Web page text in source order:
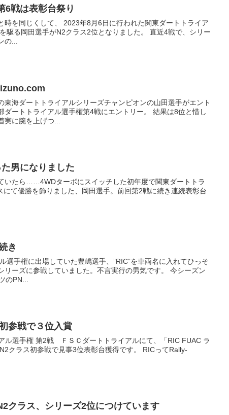
6戦は表彰台祭り
時を同じくして、 2023年8月6日に行われた関東ダートトライア
駆る岡田選手がN2クラス2位となりました。 直近4戦で、シリー
...
東海ダートトライアルシリーズチャンピオンの山田選手がエント
ダートトライアル選手権第4戦にエントリー。 結果は8位と惜し
実に腕を上げつ...
男になりました
いたら……4WDターボにスイッチした初年度で関東ダートトラ
にて優勝を飾りました、岡田選手。前回第2戦に続き連続表彰台
き
選手権に出場していた豊嶋選手、”RIC”を車両名に入れてひっそ
リーズに参戦していました。不言実行の男気です。 今シーズン
のPN...
参戦で３位入賞
ル選手権 第2戦 ＦＳＣダートトライアルにて、「RIC FUAC ラ
クラス初参戦で見事3位表彰台獲得です。 RICってRally-
クラス、シリーズ2位につけています